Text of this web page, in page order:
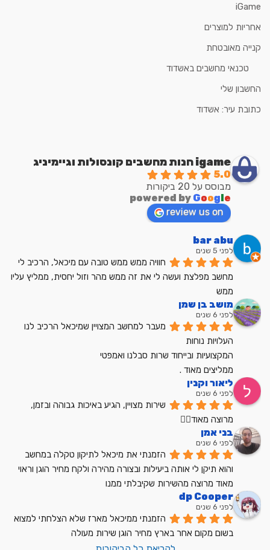
iGame
אחריות למוצרים
קנייה מאובטחת
טכנאי מחשבים באשדוד
החשבון שלי
כתובת עיר: אשדוד
igame חנות מחשבים קונסולות וגיימיניג
5.0
מבוסס על 20 ביקורות
powered by Google
review us on
bar abu
לפני 5 שנים
ממש
מושב בן שמן
לפני 6 שנים
מעבר למחשב המצויין שמיכאל הרכיב לנו
העלויות נוחות
המקצועיות ובייחוד שרות סבלנו ואמפטי
ממליצים מאוד .
ליאור וקנין
לפני 6 שנים
מרוצה מאוד👍🏼
בני אמן
לפני 6 שנים
מאוד מרוצה מהשירות שקיבלתי ממנו
dp Cooper
לפני 6 שנים
בשום מקום אחר בארץ מחיר הוגן שירות מעולה